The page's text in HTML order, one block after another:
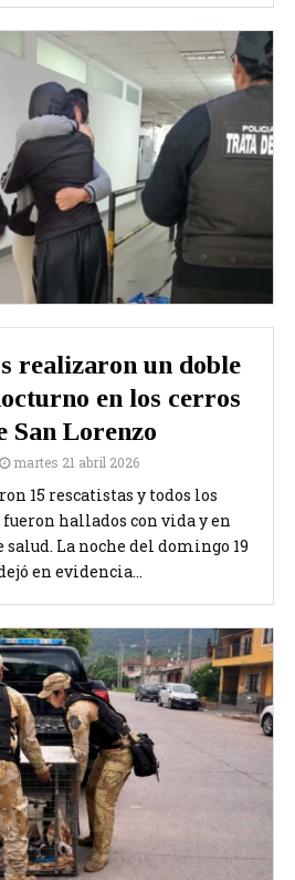
realizaron un doble
en los cerros
San Lorenzo
martes 21 abril 2026
15 rescatistas y todos los
hallados con vida y en
salud. La noche del domingo 19
en evidencia...